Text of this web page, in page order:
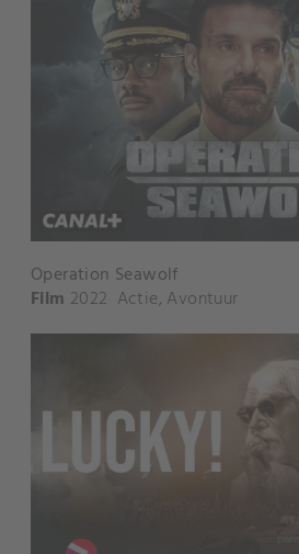
Operation Seawolf
Film 2022 Actie, Avontuur